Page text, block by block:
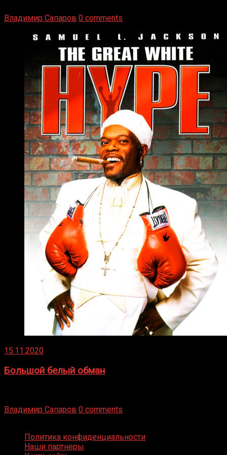
Владимир Сапаров 0 comments
15.11.2020
Большой белый обман
Владимир Сапаров 0 comments
Политика конфиденциальности
Наши партнеры